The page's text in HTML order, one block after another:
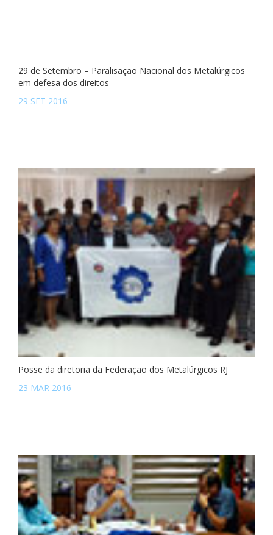
29 de Setembro – Paralisação Nacional dos Metalúrgicos
em defesa dos direitos
29 SET 2016
Posse da diretoria da Federação dos Metalúrgicos RJ
23 MAR 2016